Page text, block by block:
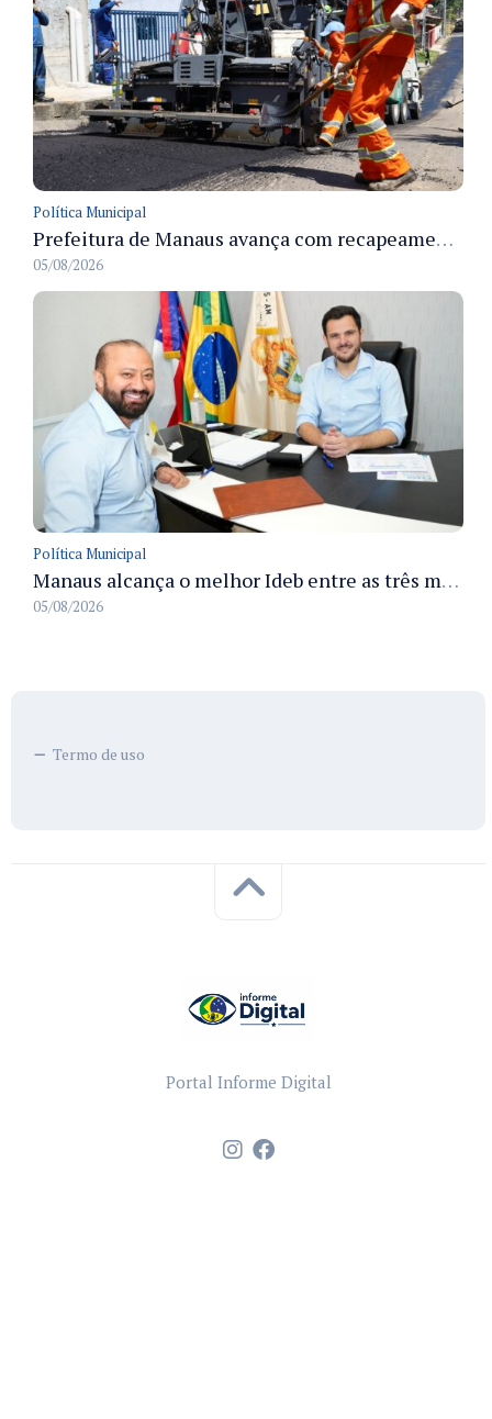
Política Municipal
Prefeitura de Manaus avança com recapeamento no Parque Rio Solimões e cobre cerca de 30 ruas
05/08/2026
Política Municipal
Manaus alcança o melhor Ideb entre as três maiores redes municipais do país em 2025 com avanço na aprendizagem
05/08/2026
Termo de uso
Portal Informe Digital